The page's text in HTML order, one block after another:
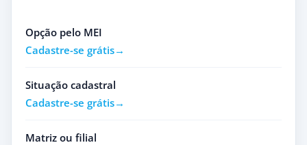
Opção pelo MEI
Cadastre-se grátis
Situação cadastral
Cadastre-se grátis
Matriz ou filial